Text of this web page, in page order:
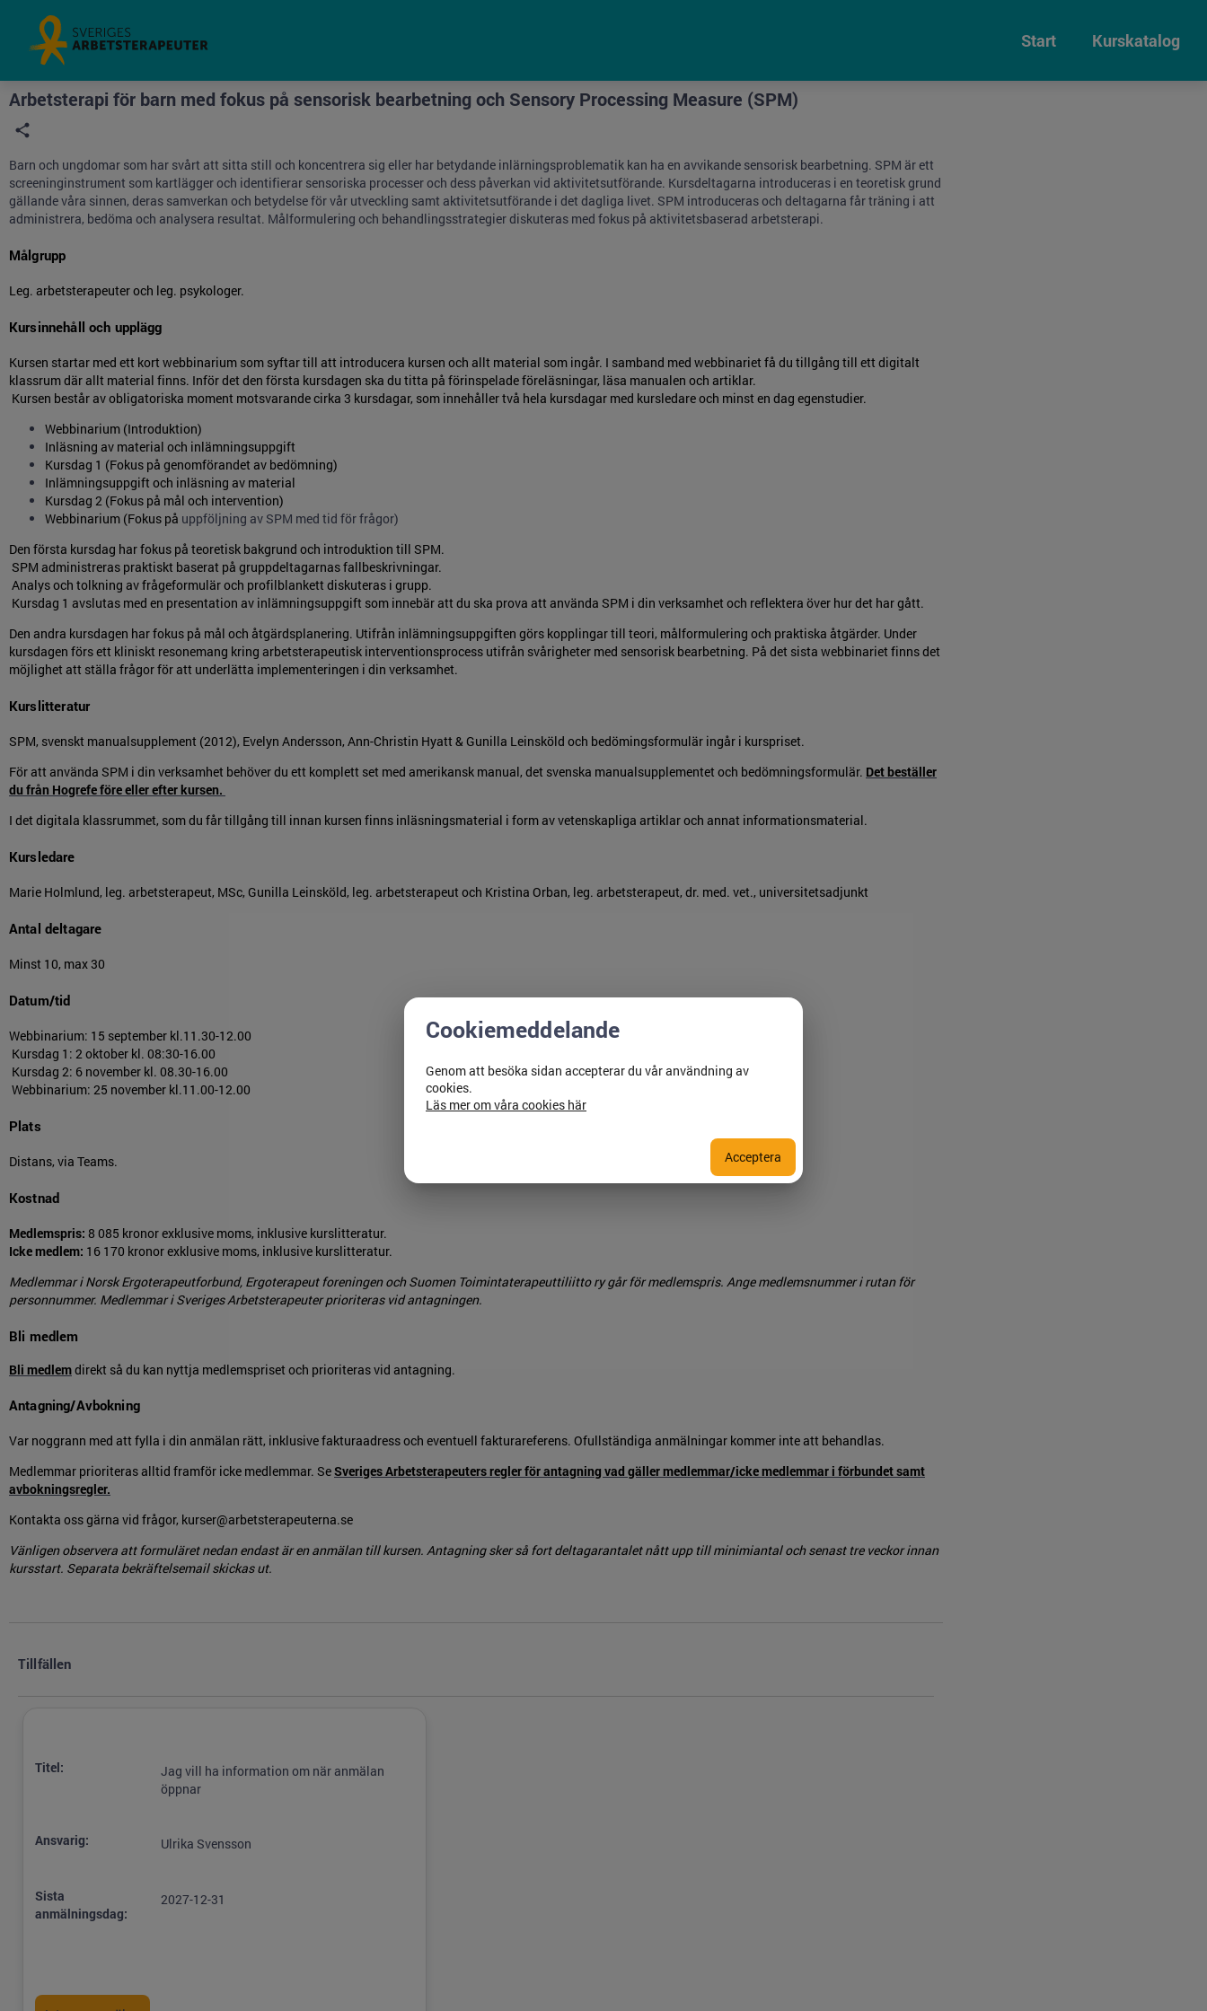
Grade
Portal
Start Kurskatalog
Arbetsterapi för barn med fokus på sensorisk bearbetning och Sensory Processing Measure (SPM)
Barn och ungdomar som har svårt att sitta still och koncentrera sig eller har betydande inlärningsproblematik kan ha en avvikande sensorisk bearbetning. SPM är ett
screeninginstrument som kartlägger och identifierar sensoriska processer och dess påverkan vid aktivitetsutförande. Kursdeltagarna introduceras i en teoretisk grund
gällande våra sinnen, deras samverkan och betydelse för vår utveckling samt aktivitetsutförande i det dagliga livet. SPM introduceras och deltagarna får träning i att
administrera, bedöma och analysera resultat. Målformulering och behandlingsstrategier diskuteras med fokus på aktivitetsbaserad arbetsterapi.
Målgrupp
Leg. arbetsterapeuter och leg. psykologer.
Kursinnehåll och upplägg
Kursen startar med ett kort webbinarium som syftar till att introducera kursen och allt material som ingår. I samband med webbinariet få du tillgång till ett digitalt
klassrum där allt material finns. Inför det den första kursdagen ska du titta på förinspelade föreläsningar, läsa manualen och artiklar.
Kursen består av obligatoriska moment motsvarande cirka 3 kursdagar, som innehåller två hela kursdagar med kursledare och minst en dag egenstudier.
Webbinarium (Introduktion)
Inläsning av material och inlämningsuppgift
Kursdag 1 (Fokus på genomförandet av bedömning)
Inlämningsuppgift och inläsning av material
Kursdag 2 (Fokus på mål och intervention)
Webbinarium (Fokus på uppföljning av SPM med tid för frågor)
Den första kursdag har fokus på teoretisk bakgrund och introduktion till SPM.
SPM administreras praktiskt baserat på gruppdeltagarnas fallbeskrivningar.
Analys och tolkning av frågeformulär och profilblankett diskuteras i grupp.
Kursdag 1 avslutas med en presentation av inlämningsuppgift som innebär att du ska prova att använda SPM i din verksamhet och reflektera över hur det har gått.
Den andra kursdagen har fokus på mål och åtgärdsplanering. Utifrån inlämningsuppgiften görs kopplingar till teori, målformulering och praktiska åtgärder. Under
kursdagen förs ett kliniskt resonemang kring arbetsterapeutisk interventionsprocess utifrån svårigheter med sensorisk bearbetning. På det sista webbinariet finns det
möjlighet att ställa frågor för att underlätta implementeringen i din verksamhet.
Kurslitteratur
SPM, svenskt manualsupplement (2012), Evelyn Andersson, Ann-Christin Hyatt & Gunilla Leinsköld och bedömingsformulär ingår i kurspriset.
För att använda SPM i din verksamhet behöver du ett komplett set med amerikansk manual, det svenska manualsupplementet och bedömningsformulär. Det beställer
du från Hogrefe före eller efter kursen.
I det digitala klassrummet, som du får tillgång till innan kursen finns inläsningsmaterial i form av vetenskapliga artiklar och annat informationsmaterial.
Kursledare
Marie Holmlund, leg. arbetsterapeut, MSc, Gunilla Leinsköld, leg. arbetsterapeut och Kristina Orban, leg. arbetsterapeut, dr. med. vet., universitetsadjunkt
Antal deltagare
Minst 10, max 30
Datum/tid
Webbinarium: 15 september kl.11.30-12.00
Kursdag 1: 2 oktober kl. 08:30-16.00
Kursdag 2: 6 november kl. 08.30-16.00
Webbinarium: 25 november kl.11.00-12.00
Plats
Distans, via Teams.
Kostnad
Medlemspris: 8 085 kronor exklusive moms, inklusive kurslitteratur.
Icke medlem: 16 170 kronor exklusive moms, inklusive kurslitteratur.
Medlemmar i Norsk Ergoterapeutforbund, Ergoterapeut foreningen och Suomen Toimintaterapeuttiliitto ry går för medlemspris. Ange medlemsnummer i rutan för
personnummer. Medlemmar i Sveriges Arbetsterapeuter prioriteras vid antagningen.
Bli medlem
Bli medlemdirekt så du kan nyttja medlemspriset och prioriteras vid antagning.
Antagning/Avbokning
Var noggrann med att fylla i din anmälan rätt, inklusive fakturaadress och eventuell fakturareferens. Ofullständiga anmälningar kommer inte att behandlas.
Medlemmar prioriteras alltid framför icke medlemmar. SeSveriges Arbetsterapeuters regler för antagning vad gäller medlemmar/icke medlemmar i förbundet samt
avbokningsregler.
Kontakta oss gärna vid frågor, kurser@arbetsterapeuterna.se
Vänligen observera att formuläret nedan endast är en anmälan till kursen. Antagning sker så fort deltagarantalet nått upp till minimiantal och senast tre veckor innan
kursstart. Separata bekräftelsemail skickas ut.
Tillfällen
Titel:
Jag vill ha information om när anmälan
öppnar
Ansvarig: Ulrika Svensson
Sista
anmälningsdag:
2027-12-31
Cookiemeddelande
Genom att besöka sidan accepterar du vår användning av
cookies.
Läs mer om våra cookies här
Acceptera